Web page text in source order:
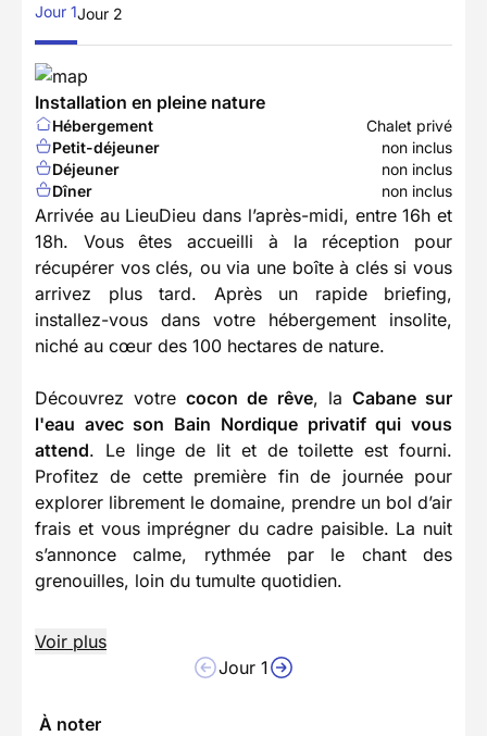
Jour 1Jour 2
Installation en pleine nature
Hébergement
Chalet privé
Petit-déjeuner
non inclus
Déjeuner
non inclus
Dîner
non inclus
Arrivée au LieuDieu dans l’après-midi, entre 16h et
18h. Vous êtes accueilli à la réception pour
récupérer vos clés, ou via une boîte à clés si vous
arrivez plus tard. Après un rapide briefing,
installez-vous dans votre hébergement insolite,
niché au cœur des 100 hectares de nature.
Découvrez votrecocon de rêve, la Cabane sur
l'eau avec son Bain Nordique privatif qui vous
attend. Le linge de lit et de toilette est fourni.
Profitez de cette première fin de journée pour
explorer librement le domaine, prendre un bol d’air
frais et vous imprégner du cadre paisible. La nuit
s’annonce calme, rythmée par le chant des
grenouilles, loin du tumulte quotidien.
Voir plus
Jour 1
À noter